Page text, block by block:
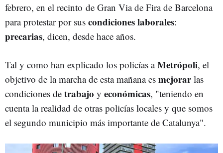
febrero, en el recinto de Gran Via de Fira de Barcelona
para protestar por sus condiciones laborales:
precarias, dicen, desde hace años.
Tal y como han explicado los policías aMetrópoli, el
objetivo de la marcha de esta mañana es mejorarlas
condiciones de trabajo y económicas, "teniendo en
cuenta la realidad de otras policías locales y que somos
el segundo municipio más importante de Catalunya".